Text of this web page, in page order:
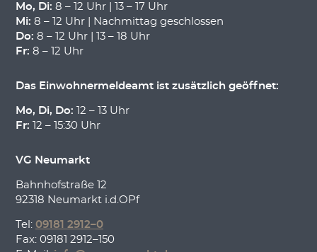
Mo, Di: 8 – 12 Uhr | 13 – 17 Uhr
Mi: 8 – 12 Uhr | Nachmittag geschlossen
Do: 8 – 12 Uhr | 13 – 18 Uhr
Fr: 8 – 12 Uhr
Das Einwohnermeldeamt ist zusätzlich geöffnet:
Mo, Di, Do: 12 – 13 Uhr
Fr: 12 – 15:30 Uhr
VG Neumarkt
Bahnhofstraße 12
92318 Neumarkt i.d.OPf
Tel: 09181 2912–0
Fax: 09181 2912–150